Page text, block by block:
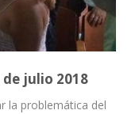
julio 2018
la problemática del